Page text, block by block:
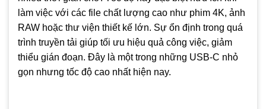
làm việc với các file chất lượng cao như phim 4K, ảnh
RAW hoặc thư viện thiết kế lớn. Sự ổn định trong quá
trình truyền tải giúp tối ưu hiệu quả công việc, giảm
thiểu gián đoạn. Đây là một trong những USB-C nhỏ
gọn nhưng tốc độ cao nhất hiện nay.